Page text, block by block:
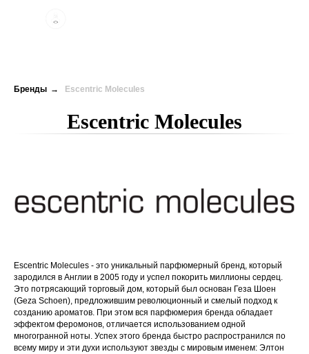
Бренды → Escentric Molecules
Escentric Molecules
Escentric Molecules - это уникальный парфюмерный бренд, который
зародился в Англии в 2005 году и успел покорить миллионы сердец.
Это потрясающий торговый дом, который был основан Геза Шоен
(Geza Schoen), предложившим революционный и смелый подход к
созданию ароматов. При этом вся парфюмерия бренда обладает
эффектом феромонов, отличается использованием одной
многогранной ноты. Успех этого бренда быстро распространился по
всему миру и эти духи используют звезды с мировым именем: Элтон